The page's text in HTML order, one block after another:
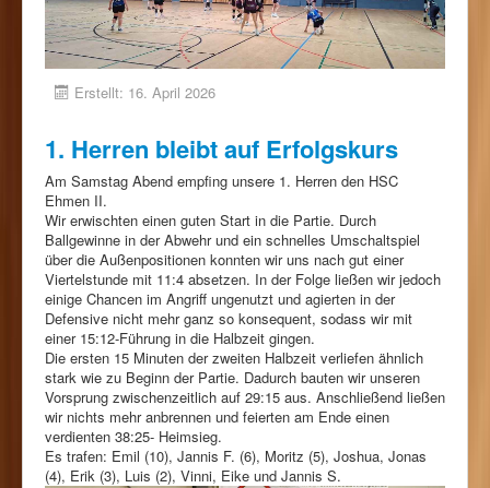
Erstellt: 16. April 2026
1. Herren bleibt auf Erfolgskurs
Am Samstag Abend empfing unsere 1. Herren den HSC
Ehmen II.
Wir erwischten einen guten Start in die Partie. Durch
Ballgewinne in der Abwehr und ein schnelles Umschaltspiel
über die Außenpositionen konnten wir uns nach gut einer
Viertelstunde mit 11:4 absetzen. In der Folge ließen wir jedoch
einige Chancen im Angriff ungenutzt und agierten in der
Defensive nicht mehr ganz so konsequent, sodass wir mit
einer 15:12-Führung in die Halbzeit gingen.
Die ersten 15 Minuten der zweiten Halbzeit verliefen ähnlich
stark wie zu Beginn der Partie. Dadurch bauten wir unseren
Vorsprung zwischenzeitlich auf 29:15 aus. Anschließend ließen
wir nichts mehr anbrennen und feierten am Ende einen
verdienten 38:25- Heimsieg.
Es trafen: Emil (10), Jannis F. (6), Moritz (5), Joshua, Jonas
(4), Erik (3), Luis (2), Vinni, Eike und Jannis S.